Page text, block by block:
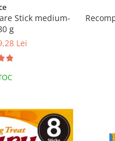
Stick medium-
g
Lei